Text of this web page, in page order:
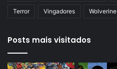
Terror Vingadores Wolverine
Posts mais visitados